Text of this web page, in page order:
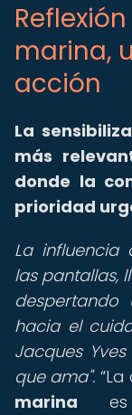
marina,
acción
La
más
donde la
prioridad
La influencia
las pantallas,
despertando
hacia el
Jacques
que ama". La
marina es